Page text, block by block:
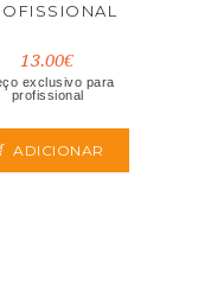
13.00€
exclusivo para
profissional
ADICIONAR